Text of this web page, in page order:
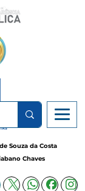
Souza da Costa
Chaves